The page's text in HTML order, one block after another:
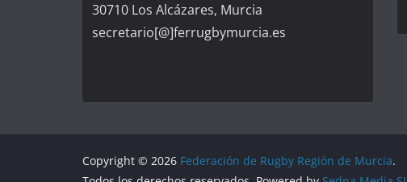
30710 Los Alcázares, Murcia
secretario[@]ferrugbymurcia.es
Copyright © 2026 Federación de Rugby Región de Murcia.